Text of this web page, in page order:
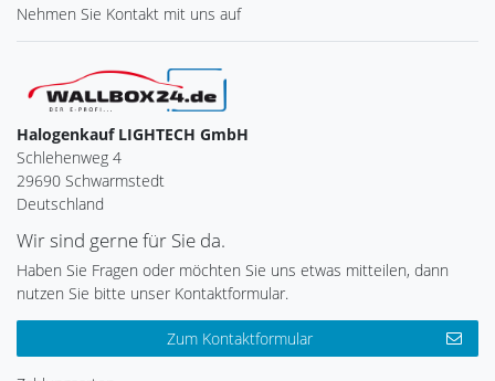
Nehmen Sie Kontakt mit uns auf
Halogenkauf LIGHTECH GmbH
Schlehenweg 4
29690 Schwarmstedt
Deutschland
Wir sind gerne für Sie da.
Haben Sie Fragen oder möchten Sie uns etwas mitteilen, dann
nutzen Sie bitte unser Kontaktformular.
Zum Kontaktformular